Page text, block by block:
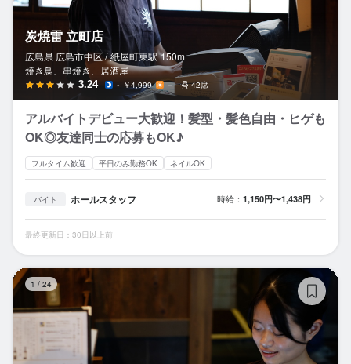
炭焼雷 立町店
広島県 広島市中区 / 紙屋町東駅 150m
焼き鳥、串焼き、居酒屋
3.24 ～￥4,999 － 42席
アルバイトデビュー大歓迎！髪型・髪色自由・ヒゲも
OK◎友達同士の応募もOK♪
フルタイム歓迎 平日のみ勤務OK ネイルOK
バイト ホールスタッフ 時給： 1,150円〜1,438円
最終更新日：30日以上前
1 / 24